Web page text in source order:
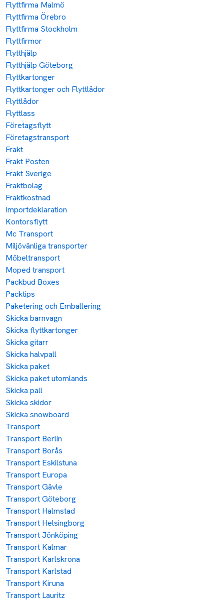
Flyttfirma Malmö
Flyttfirma Örebro
Flyttfirma Stockholm
Flyttfirmor
Flytthjälp
Flytthjälp Göteborg
Flyttkartonger
Flyttkartonger och Flyttlådor
Flyttlådor
Flyttlass
Företagsflytt
Företagstransport
Frakt
Frakt Posten
Frakt Sverige
Fraktbolag
Fraktkostnad
Importdeklaration
Kontorsflytt
Mc Transport
Miljövänliga transporter
Möbeltransport
Moped transport
Packbud Boxes
Packtips
Paketering och Emballering
Skicka barnvagn
Skicka flyttkartonger
Skicka gitarr
Skicka halvpall
Skicka paket
Skicka paket utomlands
Skicka pall
Skicka skidor
Skicka snowboard
Transport
Transport Berlin
Transport Borås
Transport Eskilstuna
Transport Europa
Transport Gävle
Transport Göteborg
Transport Halmstad
Transport Helsingborg
Transport Jönköping
Transport Kalmar
Transport Karlskrona
Transport Karlstad
Transport Kiruna
Transport Lauritz